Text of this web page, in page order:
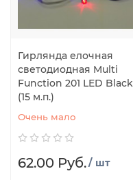
Гирлянда елочная
светодиодная Multi
Function 201 LED Black
(15 м.п.)
Очень мало
62.00 Руб./ шт